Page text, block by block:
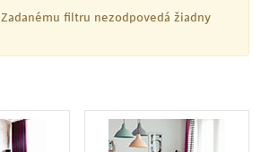
Zadanému filtru nezodpovedá žiadny